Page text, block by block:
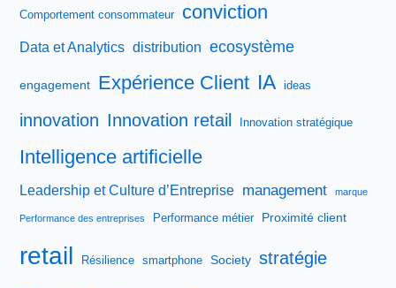
Comportement consommateur conviction
Data et Analytics distribution ecosystème
engagement Expérience Client IA ideas
innovation Innovation retail Innovation stratégique
Intelligence artificielle
Leadership et Culture d’Entreprise management marque
Performance des entreprises Performance métier Proximité client
retail Résilience smartphone Society stratégie